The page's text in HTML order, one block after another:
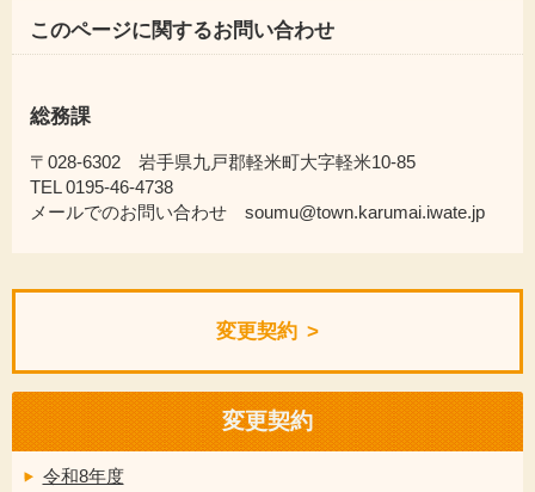
このページに関するお問い合わせ
総務課
〒028-6302 岩手県九戸郡軽米町大字軽米10-85
TEL 0195-46-4738
メールでのお問い合わせ soumu@town.karumai.iwate.jp
変更契約
変更契約
令和8年度